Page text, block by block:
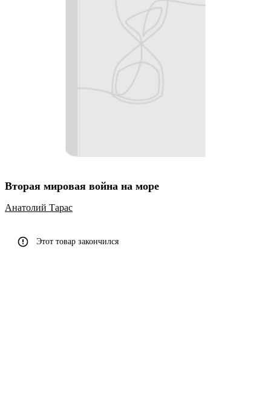
Вторая мировая война на море
Анатолий Тарас
Этот товар закончился